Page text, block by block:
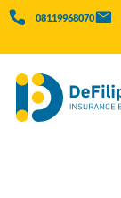
08119968070